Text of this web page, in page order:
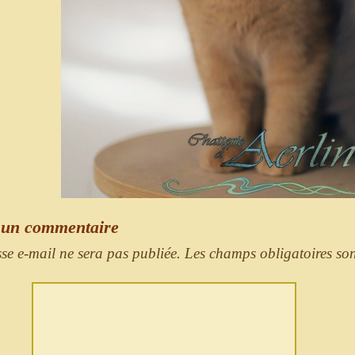
commentaire
e-mail ne sera pas publiée. Les champs obligatoires